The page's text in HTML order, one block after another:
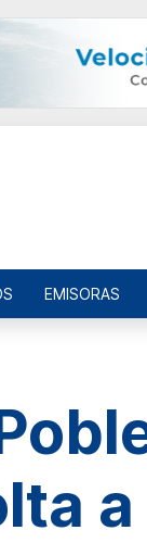
EMISORAS
a